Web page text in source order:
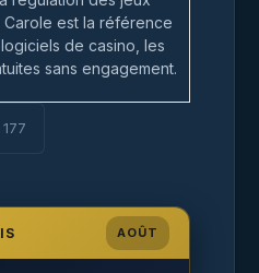
Carole est la référence
de casino, les
sans engagement.
177
AOÛT